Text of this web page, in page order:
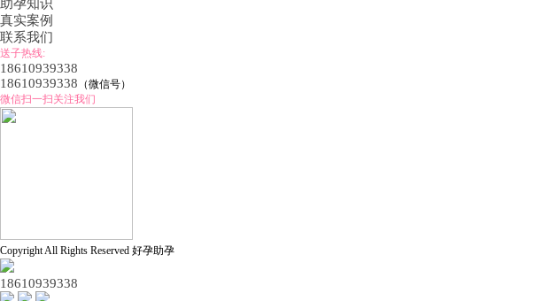
助孕知识
真实案例
联系我们
送子热线:
18610939338
18610939338 （微信号）
微信扫一扫关注我们
Copyright All Rights Reserved 好孕助孕
18610939338